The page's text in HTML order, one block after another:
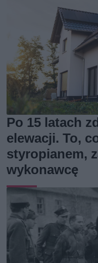
Po 15 latach
elewacji. To,
styropianem,
wykonawcę